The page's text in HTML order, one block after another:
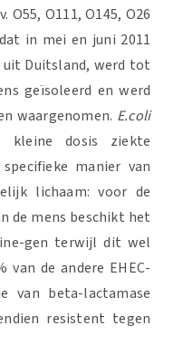
O55, O111, O145, O26
in mei en juni 2011
Duitsland, werd tot
geïsoleerd en werd
waargenomen. E.coli
kleine dosis ziekte
manier van
lichaam: voor de
de mens beschikt het
gen terwijl dit wel
de andere EHEC-
van beta-lactamase
resistent tegen